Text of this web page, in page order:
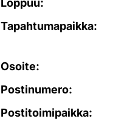
Loppuu:
Tapahtumapaikka:
Osoite:
Postinumero:
Postitoimipaikka: